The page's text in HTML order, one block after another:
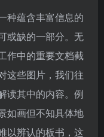
种蕴含丰富信息的
或缺的一部分。无
作中的重要文档截
这些图片，我们往
读其中的内容。例
如画但不知具体地
以辨认的板书，这